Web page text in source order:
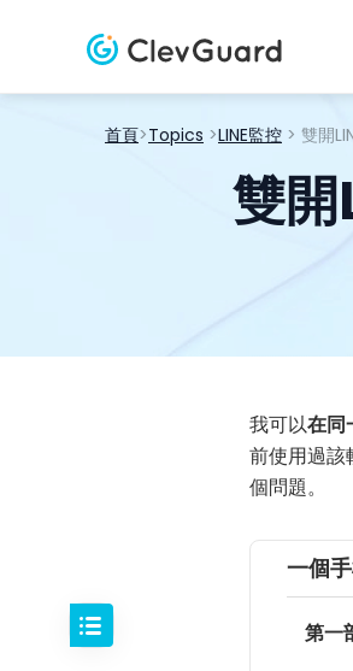
首頁>Topics >LINE監控 > 雙開
雙開
我可以在同
前使用過該
個問題。
一個
第一